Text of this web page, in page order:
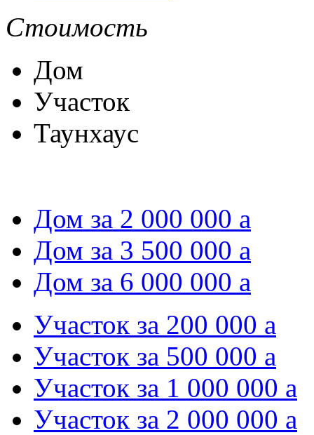
Стоимость
Дом
Участок
Таунхаус
Дом за 2 000 000 a
Дом за 3 500 000 a
Дом за 6 000 000 a
Участок за 200 000 a
Участок за 500 000 a
Участок за 1 000 000 a
Участок за 2 000 000 a